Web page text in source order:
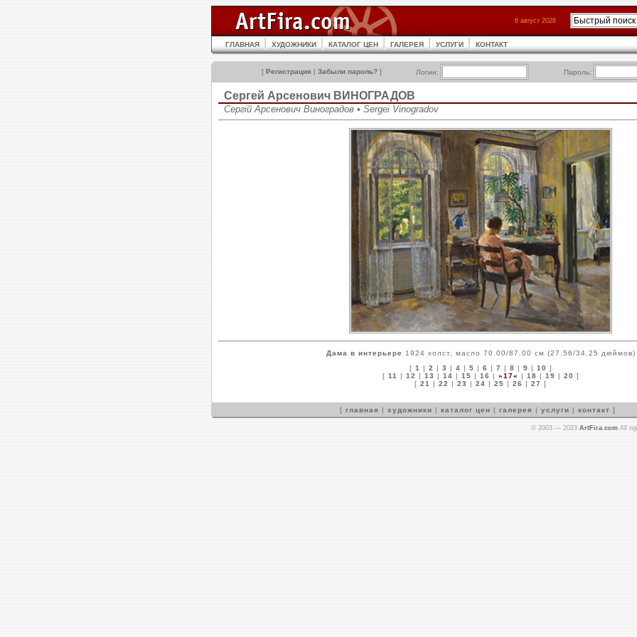
6 август 2026
ГЛАВНАЯ ХУДОЖНИКИ КАТАЛОГ ЦЕН ГАЛЕРЕЯ УСЛУГИ КОНТАКТ
[ Регистрация | Забыли пароль? ] Логин: Пароль:
Сергей Арсенович ВИНОГРАДОВ
Сергій Арсенович Виноградов • Sergei Vinogradov
Дама в интерьере
1924 холст, масло 70.00/87.00 см (27.56/34.25 дюймов)
[ 1 | 2 | 3 | 4 | 5 | 6 | 7 | 8 | 9 | 10 ]
[ 11 | 12 | 13 | 14 | 15 | 16 | »17« | 18 | 19 | 20 ]
[ 21 | 22 | 23 | 24 | 25 | 26 | 27 ]
[ главная | художники | каталог цен | галерея | услуги | контакт ]
© 2003 — 2023 ArtFira.com All